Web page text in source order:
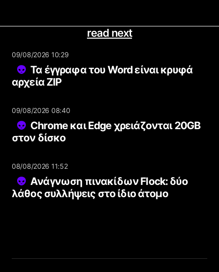
read next
09/08/2026 10:29
Τα έγγραφα του Word είναι κρυφά
αρχεία ZIP
09/08/2026 08:40
Chrome και Edge χρειάζονται 20GB
στον δίσκο
08/08/2026 11:52
Ανάγνωση πινακίδων Flock: δύο
λάθος συλλήψεις στο ίδιο άτομο